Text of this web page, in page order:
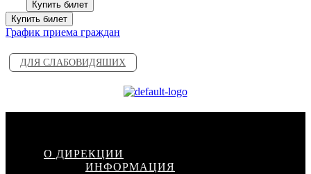
Купить билет
Купить билет
График приема граждан
ДЛЯ СЛАБОВИДЯШИХ
О ДИРЕКЦИИ
ИНФОРМАЦИЯ